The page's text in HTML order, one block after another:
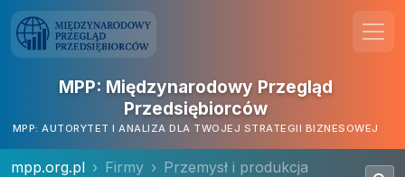
MPP: Międzynarodowy Przegląd
Przedsiębiorców
MPP: AUTORYTET I ANALIZA DLA TWOJEJ STRATEGII BIZNESOWEJ
mpp.org.pl Firmy
Przemysł i produkcja